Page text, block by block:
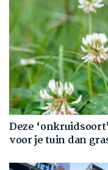
Deze
voor je tuin dan